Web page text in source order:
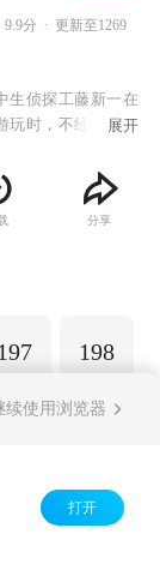
9.9分
更新至1269
生侦探工藤新一在
玩时，不经意中发
疑交易。不料，
被强行灌下一种
身体变小。为了在
小五郎经常做的一
展开
分享
198
续使用浏览器
打开